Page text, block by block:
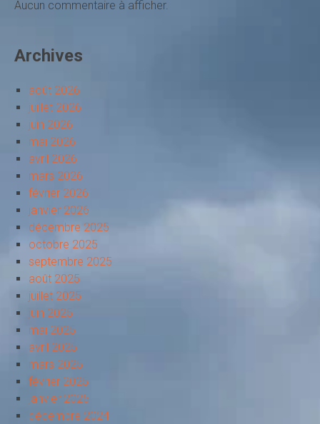
Aucun commentaire à afficher.
Archives
août 2026
juillet 2026
juin 2026
mai 2026
avril 2026
mars 2026
février 2026
janvier 2026
décembre 2025
octobre 2025
septembre 2025
août 2025
juillet 2025
juin 2025
mai 2025
avril 2025
mars 2025
février 2025
janvier 2025
décembre 2024